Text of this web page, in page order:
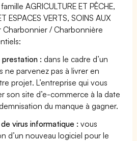
AGRICULTURE ET PÊCHE,
ESPACES VERTS, SOINS AUX
Charbonnier / Charbonnière
: dans le cadre d’un
ne parvenez pas à livrer en
projet. L’entreprise qui vous
son site d’e-commerce à la date
du manque à gagner.
virus informatique : vous
d’un nouveau logiciel pour le